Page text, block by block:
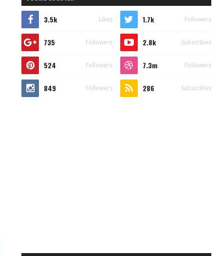
3.5k Likes 1.7k Followers
735 Followers 2.8k Subscribes
524 Followers 7.3m Followers
849 Followers 286 Subscribes